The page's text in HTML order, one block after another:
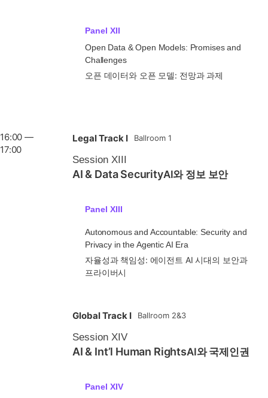
Panel XII
Open Data & Open Models: Promises and
Challenges
오픈 데이터와 오픈 모델: 전망과 과제
16:00 —
17:00
Legal Track I Ballroom 1
Session XIII
AI & Data SecurityAI와 정보 보안
Panel XIII
Autonomous and Accountable: Security and
Privacy in the Agentic AI Era
자율성과 책임성: 에이전트 AI 시대의 보안과
프라이버시
Global Track I Ballroom 2&3
Session XIV
AI & Int’l Human RightsAI와 국제인권
Panel XIV